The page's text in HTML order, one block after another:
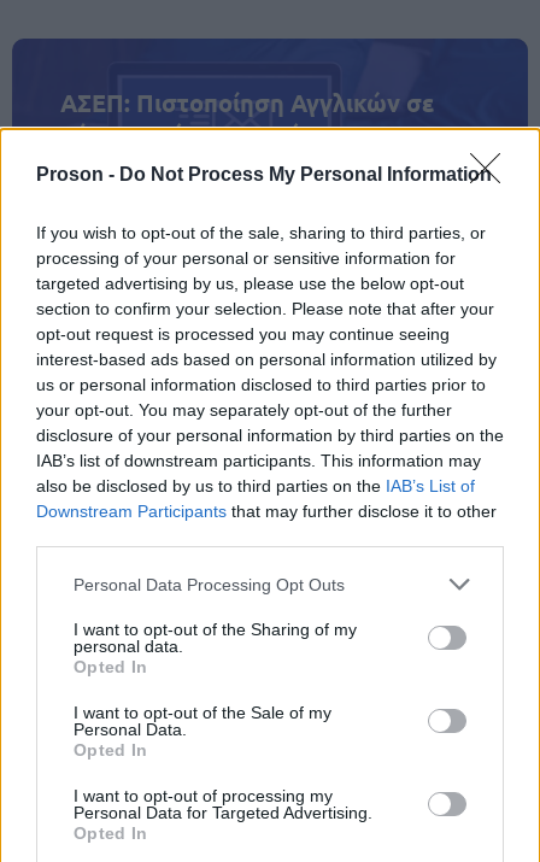
Proson - Do Not Process My Personal Information
If you wish to opt-out of the sale, sharing to third parties, or
processing of your personal or sensitive information for
targeted advertising by us, please use the below opt-out
section to confirm your selection. Please note that after your
opt-out request is processed you may continue seeing
interest-based ads based on personal information utilized by
us or personal information disclosed to third parties prior to
your opt-out. You may separately opt-out of the further
disclosure of your personal information by third parties on the
IAB’s list of downstream participants. This information may
also be disclosed by us to third parties on the IAB’s List of
Downstream Participants that may further disclose it to other
Please note that this website/app uses one or more Google
not limited to your visit or usage behaviour. You may click to
grant or deny consent to Google and its third-party tags to
use your data for below specified purposes in below Google
consent section.
Personal Data Processing Opt Outs
I want to opt-out of the Sharing of my
personal data.
Opted In
I want to opt-out of the Sale of my
Personal Data.
Opted In
I want to opt-out of processing my
Personal Data for Targeted Advertising.
Opted In
ΑΣΕΠ: Πιστοποίηση Αγγλικών σε
μόνο 2 ημέρες στα χέρια σας
ΑΣΕΠ: Εξ αποστάσεως η πιο Εύκολη
Πιστοποίηση Υπολογιστών σε 2
μέρες
Μάθε πρώτος όλες τις σημαντικές
ειδήσεις.
Βάλε το proson.gr στα αποτελέσματα
αναζήτησης της Google
Δημοφιλείς Ειδήσεις